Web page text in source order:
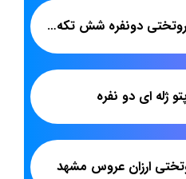
پخش عمده روتختی دونفره شش تکه ساتینت
ژله ای دو نفره
ارزان عروس مشهد